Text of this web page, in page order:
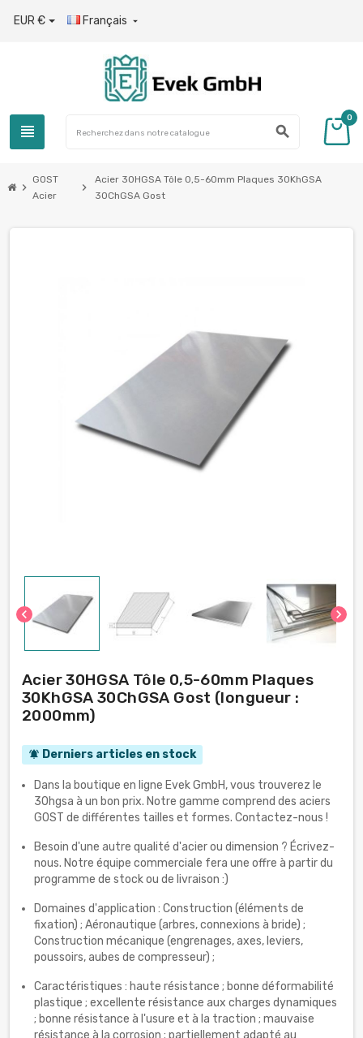
EUR € Français 
view_headline search
0
chevron_right
GOST
Acier
chevron_right
Acier 30HGSA Tôle 0,5-60mm Plaques 30KhGSA
30ChGSA Gost
chevron_left chevron_right
Acier 30HGSA Tôle 0,5-60mm Plaques
30KhGSA 30ChGSA Gost (longueur :
2000mm)
notifications_active Derniers articles en stock
Dans la boutique en ligne Evek GmbH, vous trouverez le
30hgsa à un bon prix. Notre gamme comprend des aciers
GOST de différentes tailles et formes. Contactez-nous !
Besoin d'une autre qualité d'acier ou dimension ? Écrivez-
nous. Notre équipe commerciale fera une offre à partir du
programme de stock ou de livraison :)
Domaines d'application : Construction (éléments de
fixation) ; Aéronautique (arbres, connexions à bride) ;
Construction mécanique (engrenages, axes, leviers,
poussoirs, aubes de compresseur) ;
Caractéristiques : haute résistance ; bonne déformabilité
plastique ; excellente résistance aux charges dynamiques
; bonne résistance à l'usure et à la traction ; mauvaise